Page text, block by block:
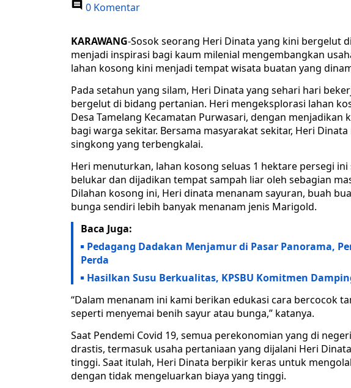
0 Komentar
KARAWANG-Sosok seorang Heri Dinata yang kini bergelut
menjadi inspirasi bagi kaum milenial mengembangkan
lahan kosong kini menjadi tempat wisata buatan yang
Pada setahun yang silam, Heri Dinata yang sehari hari
bergelut di bidang pertanian. Heri mengeksplorasi lahan
Desa Tamelang Kecamatan Purwasari, dengan
bagi warga sekitar. Bersama masyarakat sekitar, Heri
singkong yang terbengkalai.
Heri menuturkan, lahan kosong seluas 1 hektare persegi
belukar dan dijadikan tempat sampah liar oleh sebagian
Dilahan kosong ini, Heri dinata menanam sayuran, buah
bunga sendiri lebih banyak menanam jenis Marigold.
Baca Juga:
Pedagang Dadakan Menjamur di Pasar Panorama,
Perda
Hasilkan Susu Berkualitas, KPSBU Komitmen
“Dalam menanam ini kami berikan edukasi cara bercocok
seperti menyemai benih sayur atau bunga,” katanya.
Saat Pendemi Covid 19, semua perekonomian yang di
drastis, termasuk usaha pertaniaan yang dijalani Heri
tinggi. Saat itulah, Heri Dinata berpikir keras untuk
dengan tidak mengeluarkan biaya yang tinggi.